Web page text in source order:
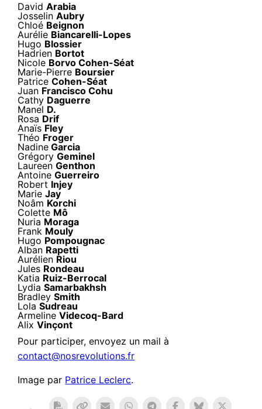
DavidArabia
JosselinAubry
Chloé Beignon
Aurélie Biancarelli-Lopes
Hugo Blossier
Hadrien Bortot
Nicole Borvo Cohen-Séat
Marie-Pierre Boursier
PatriceCohen-Séat
Juan Francisco Cohu
Cathy Daguerre
Manel D.
Rosa Drif
Anaïs Fley
Théo Froger
Nadine Garcia
GrégoryGeminel
LaureenGenthon
AntoineGuerreiro
Robert Injey
MarieJay
Noâm Korchi
Colette Mô
Nuria Moraga
Frank Mouly
Hugo Pompougnac
Alban Rapetti
Aurélien Riou
Jules Rondeau
Katia Ruiz-Berrocal
LydiaSamarbakhsh
BradleySmith
LolaSudreau
ArmelineVidecoq-Bard
AlixVinçont
Pour participer, envoyez un mail à
contact@nosrevolutions.fr
Image par Patrice Leclerc.